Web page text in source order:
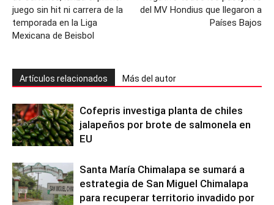
juego sin hit ni carrera de la
temporada en la Liga
Mexicana de Beisbol
del MV Hondius que llegaron a
Países Bajos
Artículos relacionados Más del autor
Cofepris investiga planta de chiles
jalapeños por brote de salmonela en
EU
Santa María Chimalapa se sumará a
estrategia de San Miguel Chimalapa
para recuperar territorio invadido por